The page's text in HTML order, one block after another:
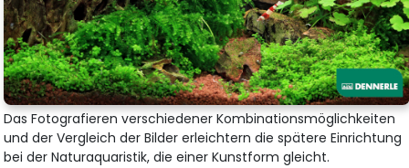
Das Fotografieren verschiedener Kombinationsmöglichkeiten
und der Vergleich der Bilder erleichtern die spätere Einrichtung
bei der Naturaquaristik, die einer Kunstform gleicht.